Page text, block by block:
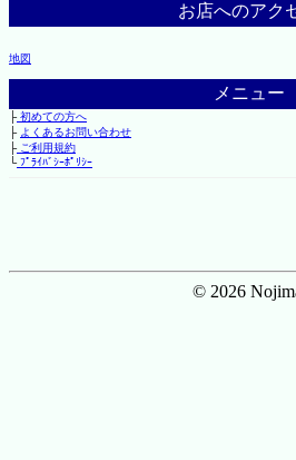
お店へのアク
地図
メニュー
├初めての方へ
├ よくあるお問い合わせ
├ご利用規約
└ﾌﾟﾗｲﾊﾞｼｰﾎﾟﾘｼｰ
© 2026